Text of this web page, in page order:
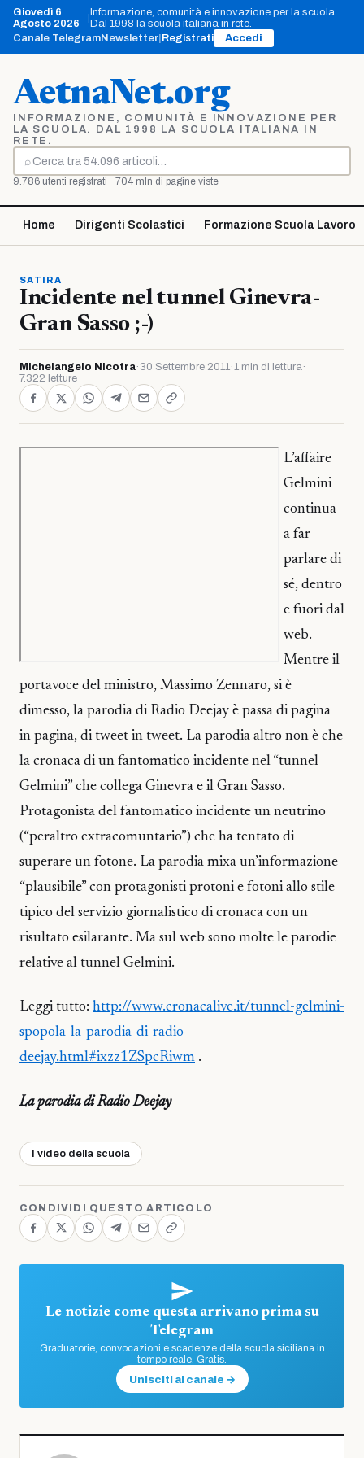
Vai
contenuto
Giovedì 6
Agosto 2026
Informazione, comunità e innovazione per la scuola.
Dal 1998 la scuola italiana in rete.
Canale TelegramNewsletter Registrati Accedi
AetnaNet.org
INFORMAZIONE, COMUNITÀ E INNOVAZIONE PER
LA SCUOLA. DAL 1998 LA SCUOLA ITALIANA IN
RETE.
⌕
Cerca
9.786 utenti registrati · 704 mln di pagine viste
Home Dirigenti Scolastici Formazione Scuola Lavoro
SATIRA
Incidente nel tunnel Ginevra-
Gran Sasso ;-)
Michelangelo Nicotra· 30 Settembre 2011·1 min di lettura·
7.322 letture
L’affaire
Gelmini
continua
a far
parlare di
sé, dentro
e fuori dal
web.
Mentre il
portavoce del ministro, Massimo Zennaro, si è
dimesso, la parodia di Radio Deejay è passa di pagina
in pagina, di tweet in tweet. La parodia altro non è che
la cronaca di un fantomatico incidente nel “tunnel
Gelmini” che collega Ginevra e il Gran Sasso.
Protagonista del fantomatico incidente un neutrino
(“peraltro extracomuntario”) che ha tentato di
superare un fotone. La parodia mixa un’informazione
“plausibile” con protagonisti protoni e fotoni allo stile
tipico del servizio giornalistico di cronaca con un
risultato esilarante. Ma sul web sono molte le parodie
relative al tunnel Gelmini.
Leggi tutto: http://www.cronacalive.it/tunnel-gelmini-
spopola-la-parodia-di-radio-
deejay.html#ixzz1ZSpcRiwm .
La parodia di Radio Deejay
I video della scuola
CONDIVIDI QUESTO ARTICOLO
Le notizie come questa arrivano prima su
Telegram
Graduatorie, convocazioni e scadenze della scuola siciliana in
tempo reale. Gratis.
Unisciti al canale →